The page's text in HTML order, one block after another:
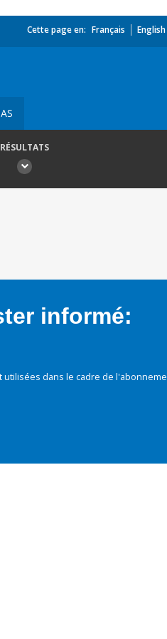
Cette page en: Français English
RÉSULTATS
informé:
dans le cadre de